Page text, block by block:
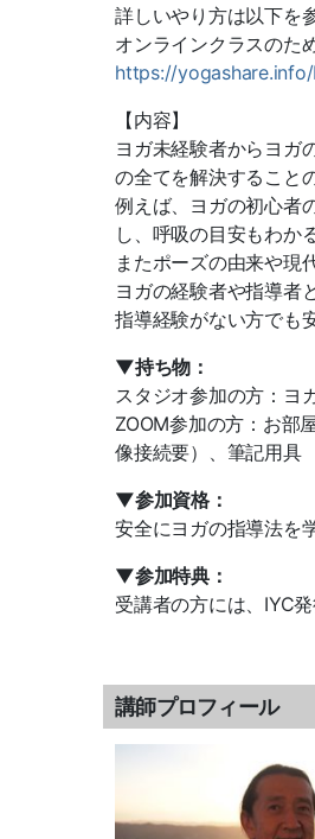
詳しいやり方は以下を
オンラインクラスのた
https://
【内容】
ヨガ未経験者からヨガ
の全てを解決すること
例えば、ヨガの初心者
し、呼吸の目安もわか
またポーズの由来や現
ヨガの経験者や指導者
指導経験がない方でも
▼持ち物：
スタジオ参加の方：ヨ
ZOOM参加の方：お部
像接続要）、筆記用具
▼参加資格：
安全にヨガの指導法を
▼参加特典：
受講者の方には、IYC
講師プロフィール